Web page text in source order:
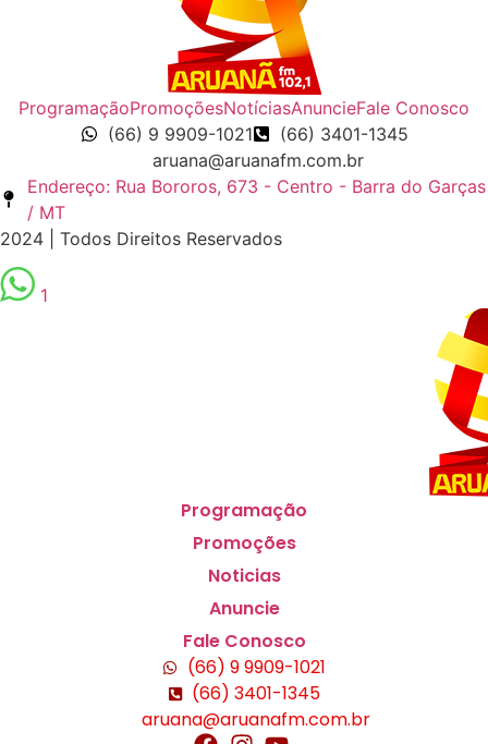
ProgramaçãoPromoçõesNotíciasAnuncieFale Conosco
(66) 9 9909-1021
(66) 3401-1345
aruana@aruanafm.com.br
Endereço: Rua Bororos, 673 - Centro - Barra do Garças
/ MT
2024 | Todos Direitos Reservados
1
Programação
Promoções
Noticias
Anuncie
Fale Conosco
(66) 9 9909-1021
(66) 3401-1345
aruana@aruanafm.com.br